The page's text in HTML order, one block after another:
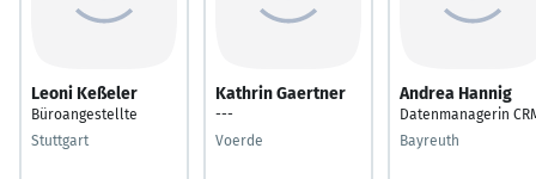
Leoni Keßeler
Büroangestellte
Stuttgart
Kathrin Gaertner
---
Voerde
Andrea Hannig
Datenmanagerin
Bayreuth